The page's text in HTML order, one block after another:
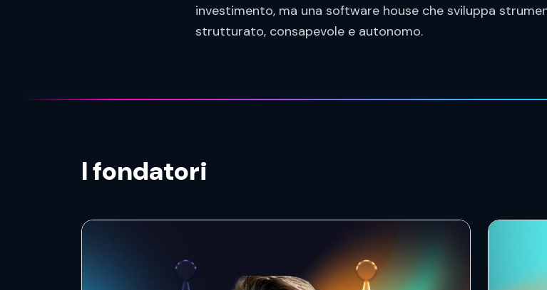
investimento, ma una software house che sviluppa
strutturato, consapevole e autonomo.
I fondatori